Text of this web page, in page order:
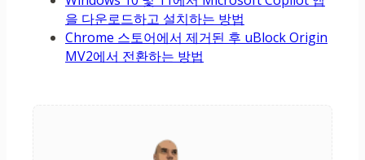
을 다운로드하고 설치하는 방법
Chrome 스토어에서 제거된 후 uBlock Origin
MV2에서 전환하는 방법